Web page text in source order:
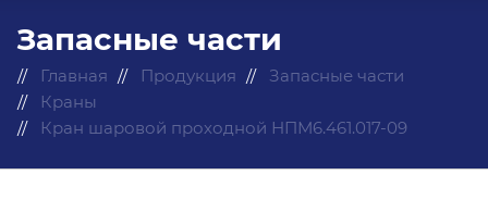
Запасные части
Главная Продукция
Запасные части
Краны
Кран шаровой проходной НПМ6.461.017-09